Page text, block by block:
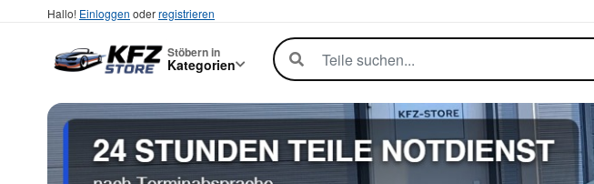
Hallo! Einloggen oderregistrieren
Stöbern in
Kategorien